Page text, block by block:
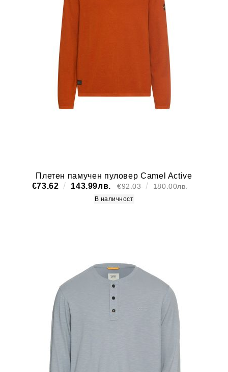
Плетен памучен пуловер Camel Active
€73.62
143.99лв. €92.03 180.00лв.
В наличност